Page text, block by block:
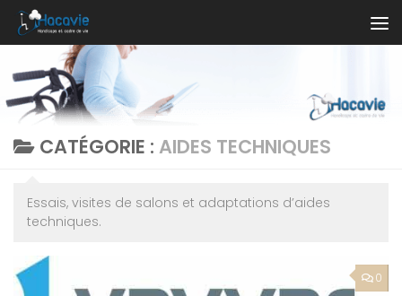
Au dessous du contenu
CATÉGORIE : AIDES TECHNIQUES
Essais, visites de salons et adaptations d’aides
techniques.
0